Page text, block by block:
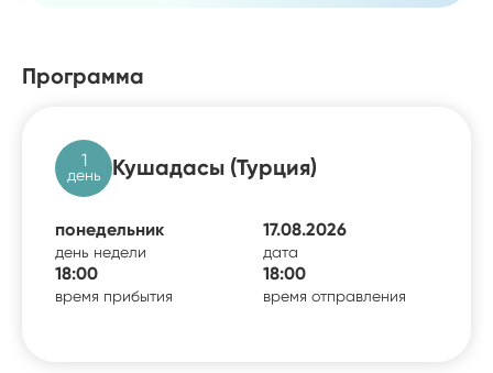
Программа
1
день Кушадасы (Турция)
понедельник
день недели
17.08.2026
дата
18:00
время прибытия
18:00
время отправления